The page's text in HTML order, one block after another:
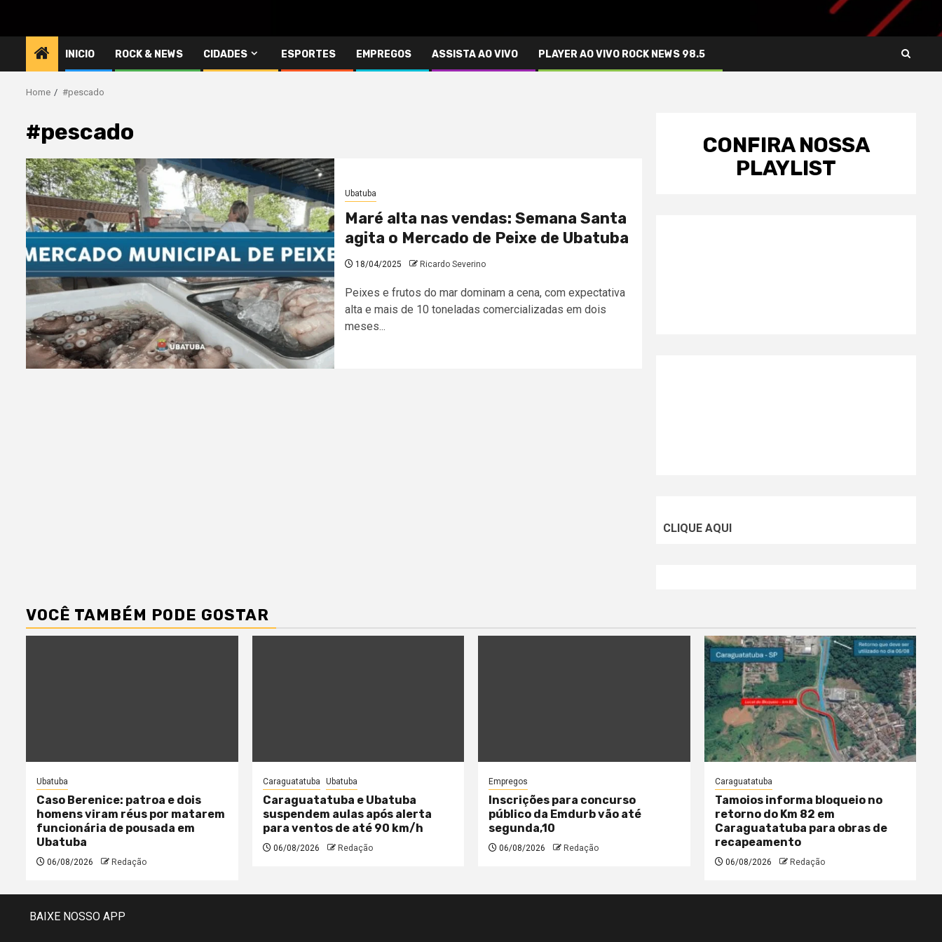
INICIO ROCK & NEWS CIDADES ESPORTES EMPREGOS ASSISTA AO VIVO PLAYER AO VIVO ROCK NEWS 98.5
Home #pescado
#pescado
Ubatuba
Maré alta nas vendas: Semana Santa
agita o Mercado de Peixe de Ubatuba
18/04/2025 Ricardo Severino
Peixes e frutos do mar dominam a cena, com expectativa
alta e mais de 10 toneladas comercializadas em dois
meses...
CONFIRA NOSSA
PLAYLIST
CLIQUE AQUI
VOCÊ TAMBÉM PODE GOSTAR
Ubatuba
Caso Berenice: patroa e dois
homens viram réus por matarem
funcionária de pousada em
Ubatuba
06/08/2026 Redação
Caraguatatuba Ubatuba
Caraguatatuba e Ubatuba
suspendem aulas após alerta
para ventos de até 90 km/h
06/08/2026 Redação
Empregos
Inscrições para concurso
público da Emdurb vão até
segunda,10
06/08/2026 Redação
Caraguatatuba
Tamoios informa bloqueio no
retorno do Km 82 em
Caraguatatuba para obras de
recapeamento
06/08/2026 Redação
BAIXE NOSSO APP